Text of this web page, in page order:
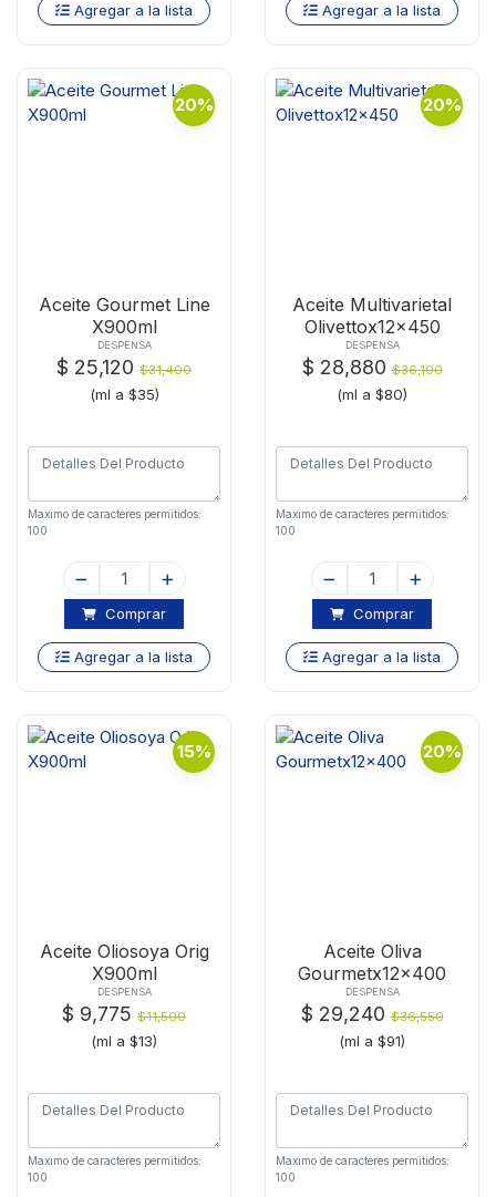
Agregar a la lista Agregar a la lista
20%
Aceite Gourmet Line
X900ml
DESPENSA
$ 25,120 $31,400
(ml a $35)
Maximo de caracteres permitidos:
100
Comprar
Agregar a la lista
20%
Aceite Multivarietal
Olivettox12x450
DESPENSA
$ 28,880$36,100
(ml a $80)
Maximo de caracteres permitidos:
100
Comprar
Agregar a la lista
15%
Aceite Oliosoya Orig
X900ml
DESPENSA
$ 9,775 $11,500
(ml a $13)
Maximo de caracteres permitidos:
100
20%
Aceite Oliva
Gourmetx12x400
DESPENSA
$ 29,240$36,550
(ml a $91)
Maximo de caracteres permitidos:
100